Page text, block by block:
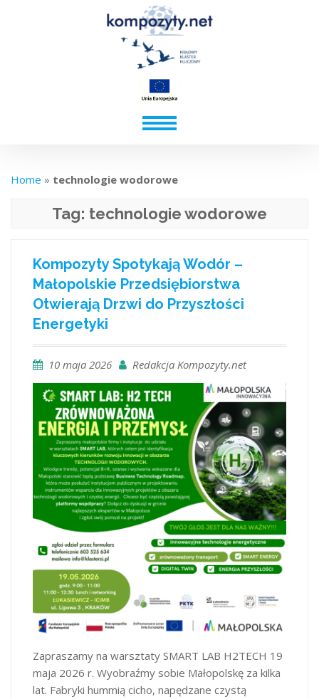
Home » technologie wodorowe
Tag: technologie wodorowe
Kompozyty Spotykają Wodór –
Małopolskie Przedsiębiorstwa
Otwierają Drzwi do Przyszłości
Energetyki
10 maja 2026 Redakcja Kompozyty.net
Zapraszamy na warsztaty SMART LAB H2TECH 19
maja 2026 r. Wyobraźmy sobie Małopolskę za kilka
lat. Fabryki hummią cicho, napędzane czystą